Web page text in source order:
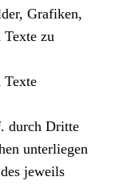
Grafiken,
Texte zu
Texte
durch Dritte
unterliegen
jeweils